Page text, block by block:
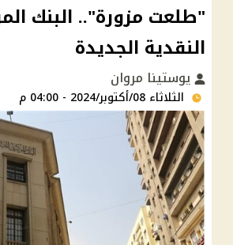
"طلعت مزورة".. البنك
النقدية الجديدة
يوستينا مروان
الثلاثاء 08/أكتوبر/2024 - 04:00 م